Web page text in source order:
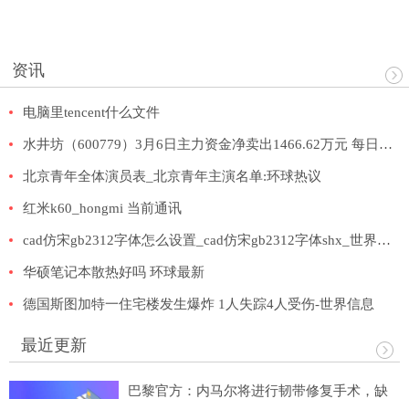
资讯
电脑里tencent什么文件
水井坊（600779）3月6日主力资金净卖出1466.62万元 每日视点
北京青年全体演员表_北京青年主演名单:环球热议
红米k60_hongmi 当前通讯
cad仿宋gb2312字体怎么设置_cad仿宋gb2312字体shx_世界今头条
华硕笔记本散热好吗 环球最新
德国斯图加特一住宅楼发生爆炸 1人失踪4人受伤-世界信息
最近更新
巴黎官方：内马尔将进行韧带修复手术，缺